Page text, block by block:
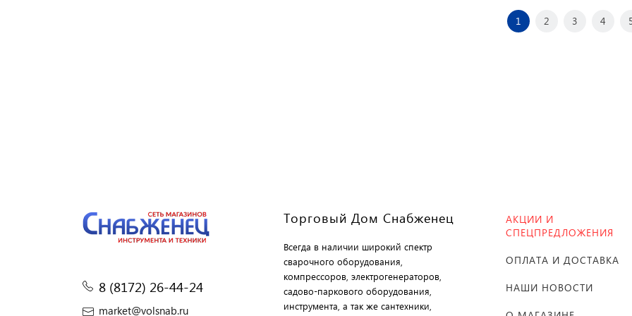
1 2 3 4
8 (8172) 26-44-24
market@volsnab.ru
Торговый Дом Снабженец
Всегда в наличии широкий спектр
сварочного оборудования,
компрессоров, электрогенераторов,
садово-паркового оборудования,
инструмента, а так же сантехники,
АКЦИИ И
СПЕЦПРЕДЛОЖЕНИЯ
ОПЛАТА И ДОСТАВКА
НАШИ НОВОСТИ